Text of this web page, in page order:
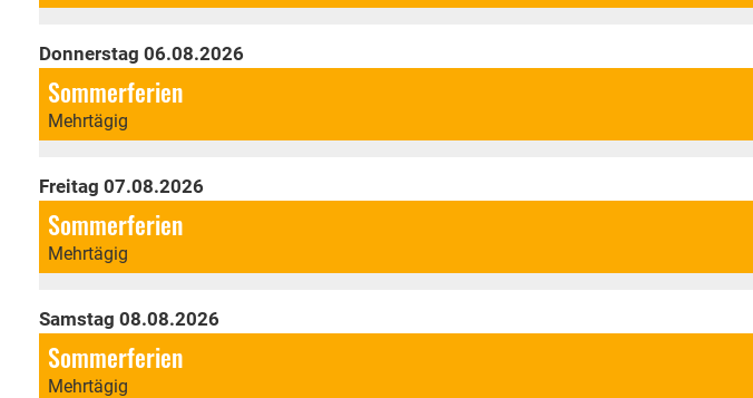
Donnerstag 06.08.2026
Sommerferien
Mehrtägig
Freitag 07.08.2026
Sommerferien
Mehrtägig
Samstag 08.08.2026
Sommerferien
Mehrtägig